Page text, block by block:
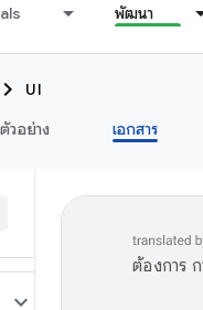
พัฒนา
UI
ตัวอย่าง เอกสาร
ต้องการ